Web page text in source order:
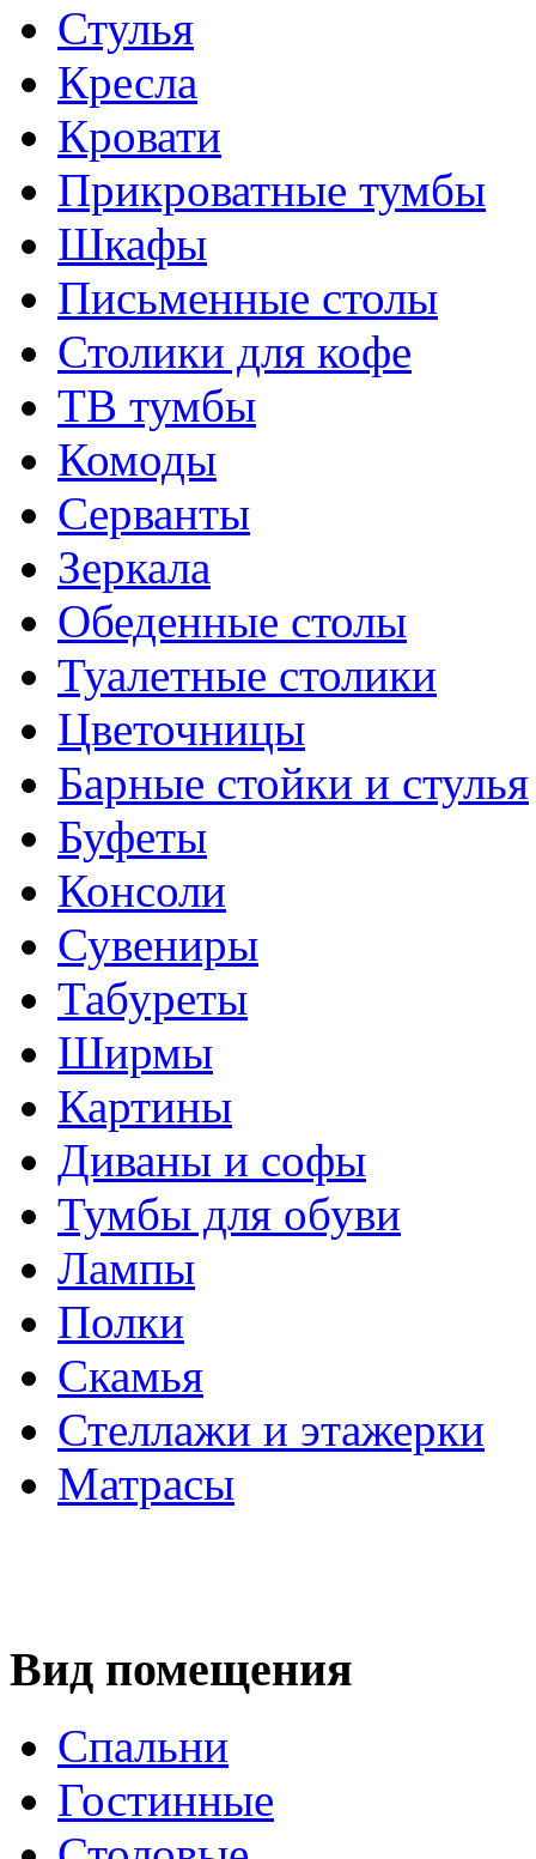
Стулья
Кресла
Кровати
Прикроватные тумбы
Шкафы
Письменные столы
Столики для кофе
ТВ тумбы
Комоды
Серванты
Зеркала
Обеденные столы
Туалетные столики
Цветочницы
Барные стойки и стулья
Буфеты
Консоли
Сувениры
Табуреты
Ширмы
Картины
Диваны и софы
Тумбы для обуви
Лампы
Полки
Скамья
Стеллажи и этажерки
Матрасы
Вид помещения
Спальни
Гостинные